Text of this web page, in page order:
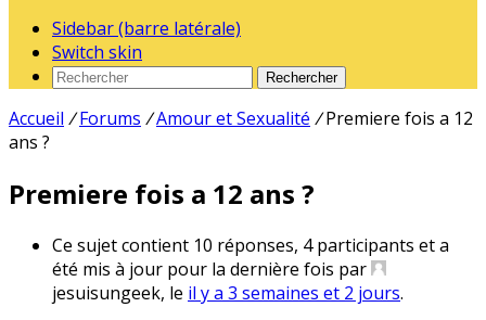
Sidebar (barre latérale)
Switch skin
Rechercher
Accueil / Forums /Amour et Sexualité / Premiere fois a 12
ans ?
Premiere fois a 12 ans ?
Ce sujet contient 10 réponses, 4 participants et a
été mis à jour pour la dernière fois par
jesuisungeek, le il y a 3 semaines et 2 jours.